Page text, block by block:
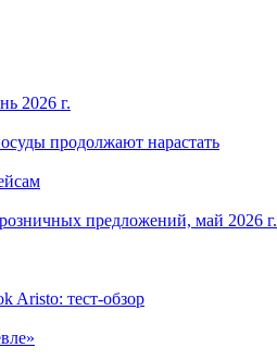
2026 г.
продолжают нарастать
предложений, май 2026 г.
Aristo: тест-обзор